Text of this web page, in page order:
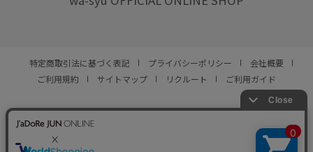
特定商取引法に基づく表記 プライバシーポリシー
会社概要
ご利用規約
サイトマップ リクルート ご利用ガイド
© JUN CO.,LTD. ALL RIGHTS RESERVED.